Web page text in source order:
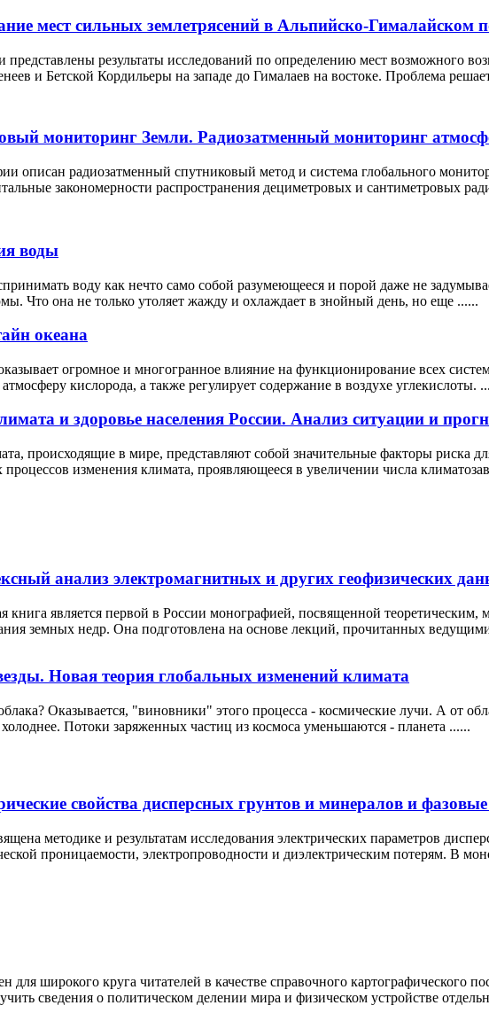
мест сильных землетрясений в Альпийско-Гималайском
представлены результаты исследований по определению мест возможного
и Бетской Кордильеры на западе до Гималаев на востоке. Проблема
мониторинг Земли. Радиозатменный мониторинг
описан радиозатменный спутниковый метод и система глобального
закономерности распространения дециметровых и сантиметровых
воды
воду как нечто само собой разумеющееся и порой даже не
Что она не только утоляет жажду и охлаждает в знойный день, но еще ......
океана
огромное и многогранное влияние на функционирование всех
кислорода, а также регулирует содержание в воздухе углекислоты.
и здоровье населения России. Анализ ситуации и
происходящие в мире, представляют собой значительные факторы риска
процессов изменения климата, проявляющееся в увеличении числа
анализ электромагнитных и других геофизических
книга является первой в России монографией, посвященной теоретическим,
земных недр. Она подготовлена на основе лекций, прочитанных
Новая теория глобальных изменений климата
Оказывается, "виновники" этого процесса - космические лучи. А от
Потоки заряженных частиц из космоса уменьшаются - планета ......
свойства дисперсных грунтов и минералов и
методике и результатам исследования электрических параметров
проницаемости, электропроводности и диэлектрическим потерям. В
для широкого круга читателей в качестве справочного
сведения о политическом делении мира и физическом устройстве